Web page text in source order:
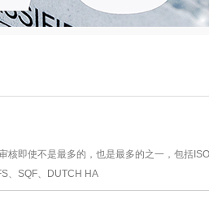
核即使不是最多的，也是最多的之一，包括
、SQF、DUTCH HA